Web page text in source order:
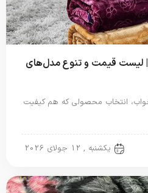
| لیست قیمت و تنوع مدل‌های
انتخاب محصولی که هم کیفیت
یکشنبه , 12 جولای 2026